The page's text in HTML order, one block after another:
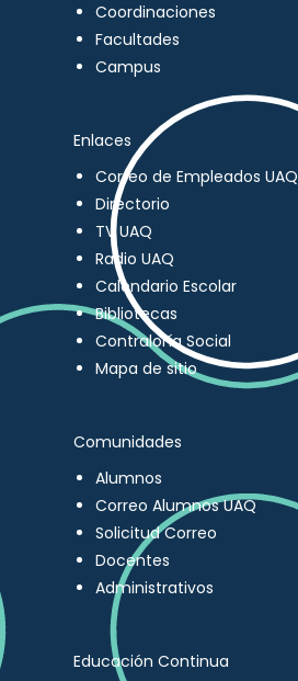
Coordinaciones
Facultades
Campus
Enlaces
Correo de Empleados UAQ
Directorio
TV UAQ
Radio UAQ
Calendario Escolar
Bibliotecas
Contraloría Social
Mapa de sitio
Comunidades
Alumnos
Correo Alumnos UAQ
Solicitud Correo
Docentes
Administrativos
Educación Continua